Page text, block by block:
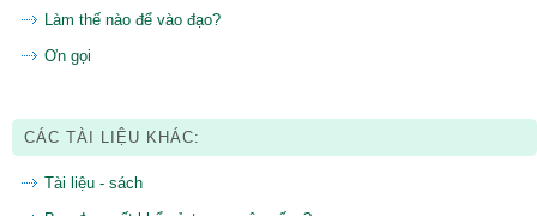
Làm thế nào để vào đạo?
Ơn gọi
CÁC TÀI LIỆU KHÁC:
Tài liệu - sách